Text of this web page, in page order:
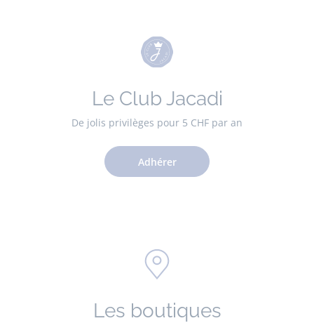
Le Club Jacadi
De jolis privilèges pour 5 CHF par an
Adhérer
Les boutiques